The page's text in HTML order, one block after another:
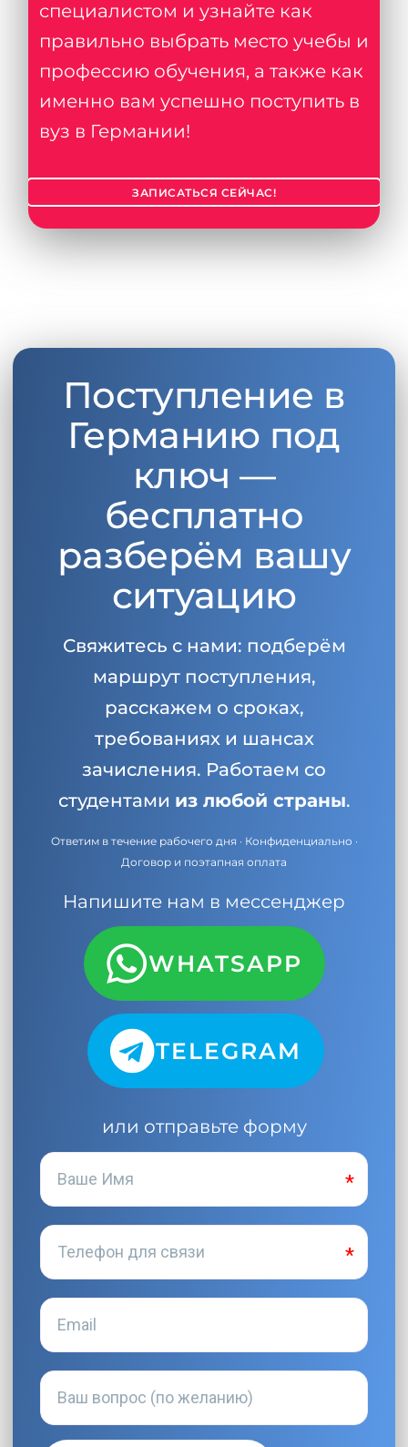
специалистом и узнайте как
правильно выбрать место учебы и
профессию обучения, а также как
именно вам успешно поступить в
вуз в Германии!
ЗАПИСАТЬСЯ СЕЙЧАС!
Поступление в
Германию под
ключ —
бесплатно
разберём вашу
ситуацию
Свяжитесь с нами: подберём
маршрут поступления,
расскажем о сроках,
требованиях и шансах
зачисления. Работаем со
студентами из любой страны.
Ответим в течение рабочего дня · Конфиденциально ·
Договор и поэтапная оплата
Напишите нам в мессенджер
WHATSAPP
TELEGRAM
или отправьте форму